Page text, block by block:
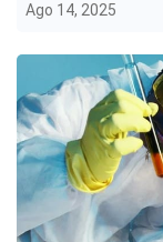
Ago 14, 2025